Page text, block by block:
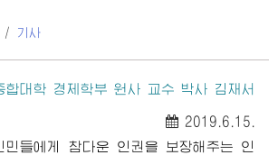
/ 기사
합대학 경제학부 원사 교수 박사 김재서
2019.6.15.
민들에게 참다운 인권을 보장해주는 인